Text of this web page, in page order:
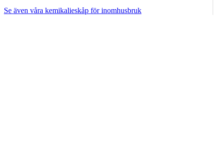
Se även våra kemikalieskåp för inomhusbruk